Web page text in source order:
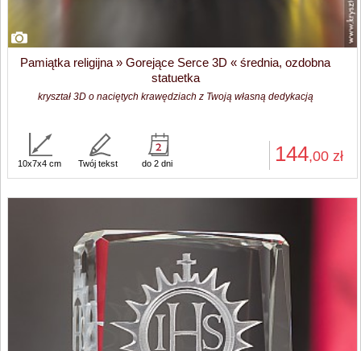
Pamiątka religijna » Gorejące Serce 3D « średnia, ozdobna
statuetka
kryształ 3D o naciętych krawędziach z Twoją własną dedykacją
144,00 zł
10x7x4 cm Twój tekst do 2 dni